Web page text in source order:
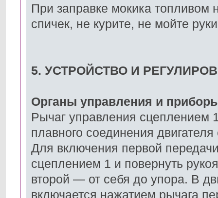
При заправке мокика топливом
спичек, не курите, не мойте
5. УСТРОЙСТВО И
Органы управления и
Рычаг управления сцеплением
плавного соединения
Для включения первой
сцеплением 1 и повернуть
второй — от себя до упора. В
включается нажатием рычага